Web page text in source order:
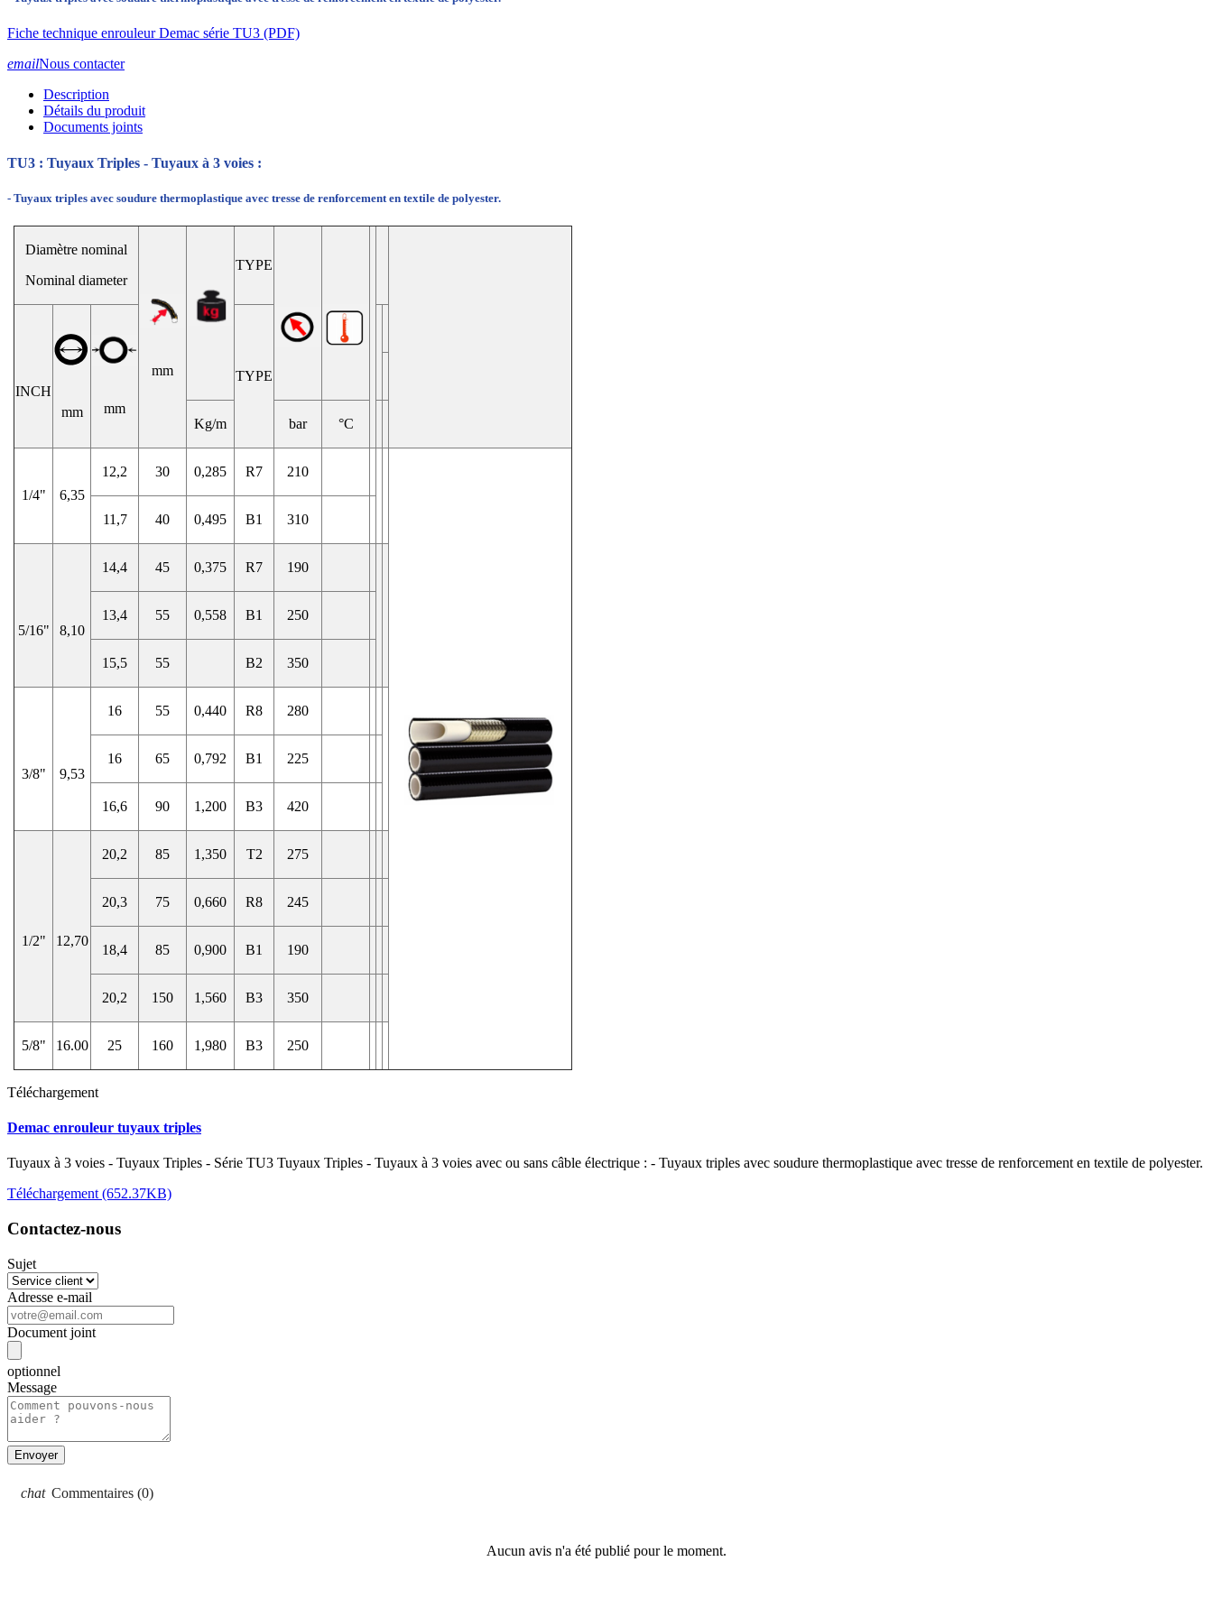
Fiche technique enrouleur Demac série TU3 (PDF)
emailNous contacter
Description
Détails du produit
Documents joints
TU3 : Tuyaux Triples - Tuyaux à 3 voies :
- Tuyaux triples avec soudure thermoplastique avec tresse de renforcement en textile de polyester.
Diamètre nominal
Nominal diameter
mm
TYPE
INCH
mm
mm
TYPE
Kg/m bar °C
1/4" 6,35
12,2 30 0,285 R7 210
11,7 40 0,495 B1 310
5/16" 8,10
14,4 45 0,375 R7 190
13,4 55 0,558 B1 250
15,5 55 B2 350
3/8" 9,53
16 55 0,440 R8 280
16 65 0,792 B1 225
16,6 90 1,200 B3 420
1/2" 12,70
20,2 85 1,350 T2 275
20,3 75 0,660 R8 245
18,4 85 0,900 B1 190
20,2 150 1,560 B3 350
5/8" 16.00 25 160 1,980 B3 250
Téléchargement
Demac enrouleur tuyaux triples
Tuyaux à 3 voies - Tuyaux Triples - Série TU3 Tuyaux Triples - Tuyaux à 3 voies avec ou sans câble électrique : - Tuyaux triples avec soudure thermoplastique avec tresse de renforcement en textile de polyester.
Téléchargement (652.37KB)
Contactez-nous
Sujet
Adresse e-mail
Document joint
optionnel
Message
Commentaires (0)
Aucun avis n'a été publié pour le moment.